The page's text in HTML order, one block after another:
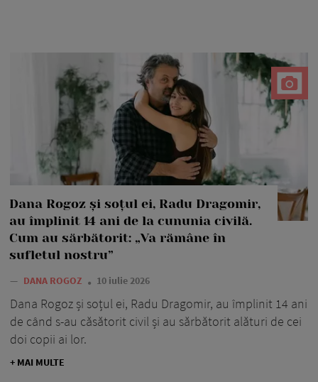
Dana Rogoz și soțul ei, Radu Dragomir,
au împlinit 14 ani de la cununia civilă.
Cum au sărbătorit: „Va rămâne în
sufletul nostru”
— DANA ROGOZ 10 iulie 2026
Dana Rogoz și soțul ei, Radu Dragomir, au împlinit 14 ani
de când s-au căsătorit civil și au sărbătorit alături de cei
doi copii ai lor.
+ MAI MULTE